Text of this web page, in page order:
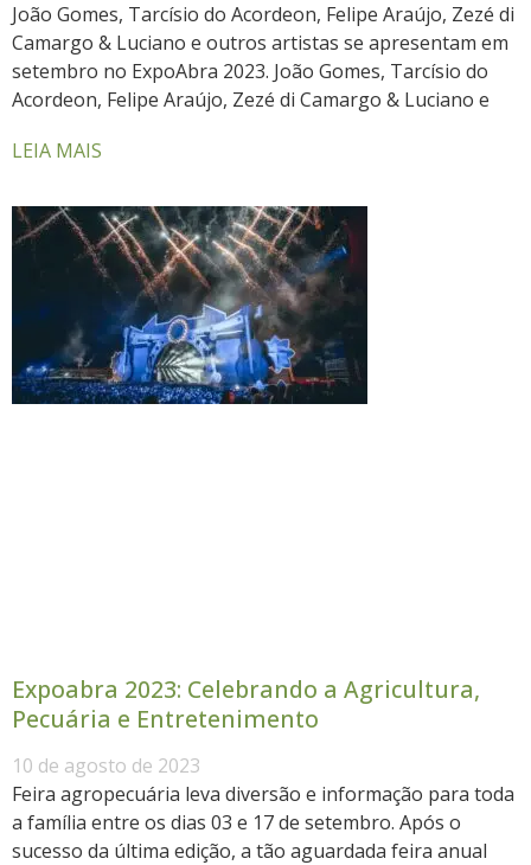
João Gomes, Tarcísio do Acordeon, Felipe Araújo, Zezé di
Camargo & Luciano e outros artistas se apresentam em
setembro no ExpoAbra 2023. João Gomes, Tarcísio do
Acordeon, Felipe Araújo, Zezé di Camargo & Luciano e
LEIA MAIS
Expoabra 2023: Celebrando a Agricultura,
Pecuária e Entretenimento
10 de agosto de 2023
Feira agropecuária leva diversão e informação para toda
a família entre os dias 03 e 17 de setembro. Após o
sucesso da última edição, a tão aguardada feira anual